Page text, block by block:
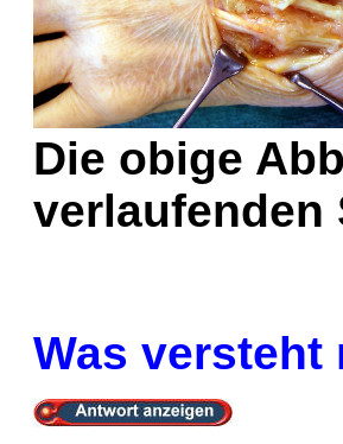
Die obige
verlaufenden
Was versteht